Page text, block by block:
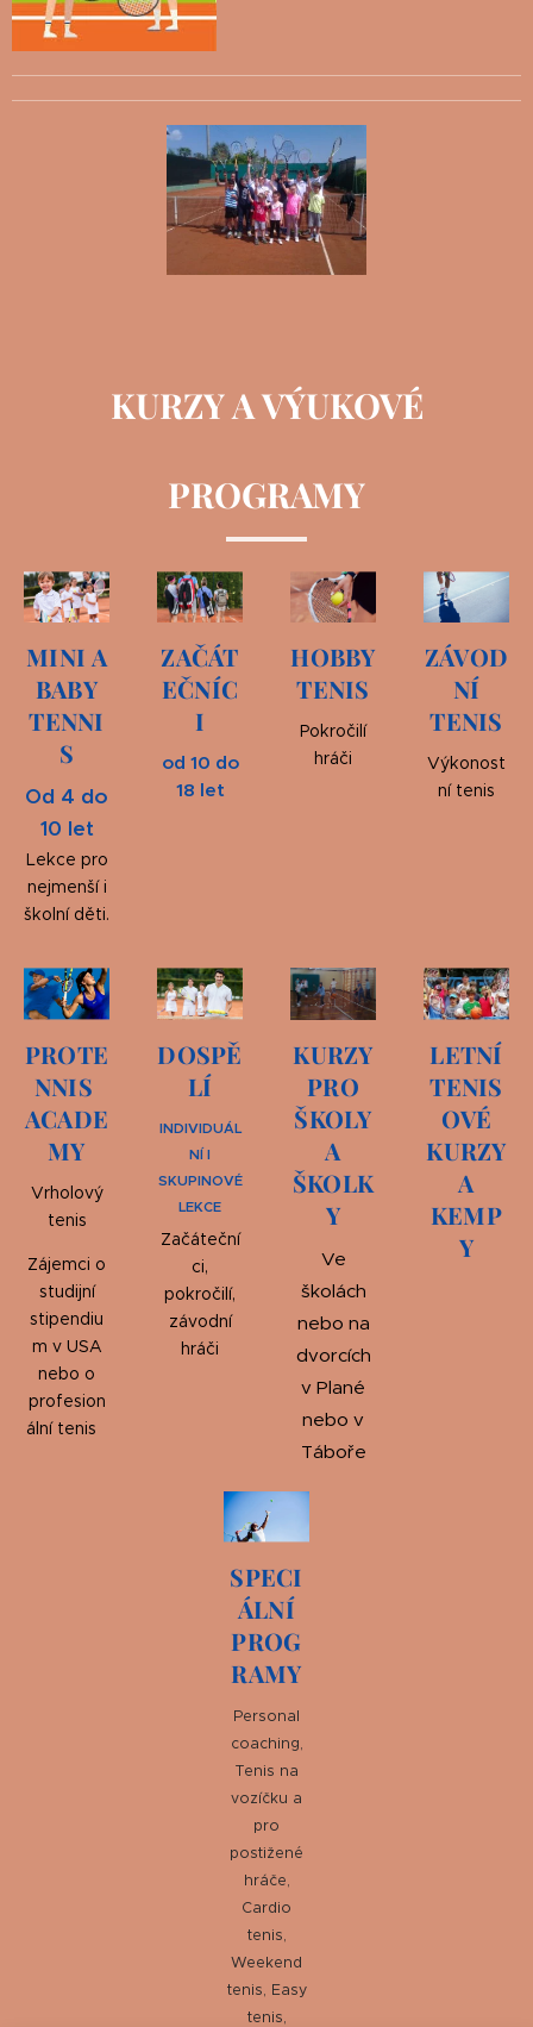
KURZY A VÝUKOVÉ
PROGRAMY
MINI A
BABY
TENNI
S
Od 4 do
10 let
Lekce pro
nejmenší i
školní děti.
ZAČÁT
EČNÍC
I
od 10 do
18 let
HOBBY
TENIS
Pokročilí
hráči
ZÁVOD
NÍ
TENIS
Výkonost
ní tenis
PROTE
NNIS
ACADE
MY
Vrholový
tenis
Zájemci o
studijní
stipendiu
m v USA
nebo o
profesion
ální tenis
DOSPĚ
LÍ
INDIVIDUÁL
NÍ I
SKUPINOVÉ
LEKCE
Začáteční
ci,
pokročilí,
závodní
hráči
KURZY
PRO
ŠKOLY
A
ŠKOLK
Y
Ve
školách
nebo na
dvorcích
v Plané
nebo v
Táboře
LETNÍ
TENIS
OVÉ
KURZY
A
KEMP
Y
SPECI
ÁLNÍ
PROG
RAMY
Personal
coaching,
Tenis na
vozíčku a
pro
postižené
hráče,
Cardio
tenis,
Weekend
tenis, Easy
tenis,